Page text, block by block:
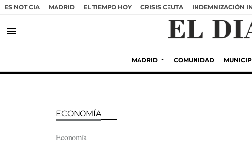
ES NOTICIA MADRID EL TIEMPO HOY CRISIS CEUTA INDEMNIZACIÓN
menu
MADRID COMUNIDAD
ECONOMÍA
Economía